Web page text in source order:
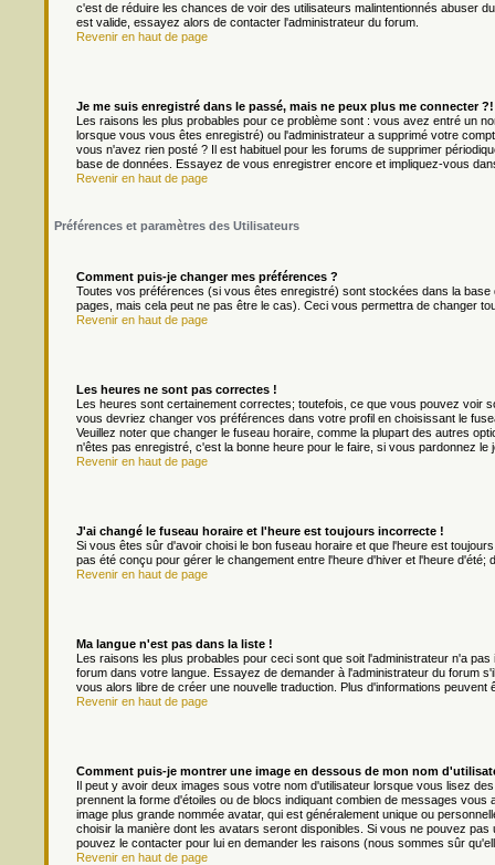
c'est de réduire les chances de voir des utilisateurs malintentionnés abuser
est valide, essayez alors de contacter l'administrateur du forum.
Revenir en haut de page
Je me suis enregistré dans le passé, mais ne peux plus me connecter ?!
Les raisons les plus probables pour ce problème sont : vous avez entré un
lorsque vous vous êtes enregistré) ou l'administrateur a supprimé votre
vous n'avez rien posté ? Il est habituel pour les forums de supprimer
base de données. Essayez de vous enregistrer encore et impliquez-vous
Revenir en haut de page
Préférences et paramètres des Utilisateurs
Comment puis-je changer mes préférences ?
Toutes vos préférences (si vous êtes enregistré) sont stockées dans la
pages, mais cela peut ne pas être le cas). Ceci vous permettra de changer
Revenir en haut de page
Les heures ne sont pas correctes !
Les heures sont certainement correctes; toutefois, ce que vous pouvez voir
vous devriez changer vos préférences dans votre profil en choisissant le
Veuillez noter que changer le fuseau horaire, comme la plupart des autres
n'êtes pas enregistré, c'est la bonne heure pour le faire, si vous pardonnez le
Revenir en haut de page
J'ai changé le fuseau horaire et l'heure est toujours incorrecte !
Si vous êtes sûr d'avoir choisi le bon fuseau horaire et que l'heure est
pas été conçu pour gérer le changement entre l'heure d'hiver et l'heure
Revenir en haut de page
Ma langue n'est pas dans la liste !
Les raisons les plus probables pour ceci sont que soit l'administrateur n'a
forum dans votre langue. Essayez de demander à l'administrateur du forum
vous alors libre de créer une nouvelle traduction. Plus d'informations
Revenir en haut de page
Comment puis-je montrer une image en dessous de mon nom
Il peut y avoir deux images sous votre nom d'utilisateur lorsque vous lisez
prennent la forme d'étoiles ou de blocs indiquant combien de messages
image plus grande nommée avatar, qui est généralement unique ou
choisir la manière dont les avatars seront disponibles. Si vous ne pouvez
pouvez le contacter pour lui en demander les raisons (nous sommes sûr
Revenir en haut de page